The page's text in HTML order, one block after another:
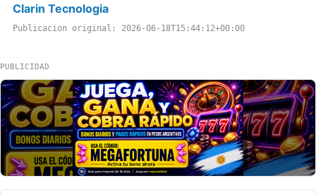
Clarin Tecnologia
Publicacion original: 2026-06-18T15:44:12+00:00
PUBLICIDAD